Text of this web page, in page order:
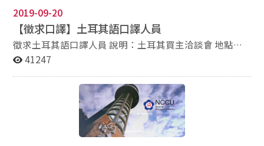
promotion funding, marketing funding, etc. 4. Supply
chain management - Update market demand to ensure
quality of forecast - Take action based on market
status, customer stock level - Be the Owner of new
ASUS 3M hit rate: Market share, Margin, Mind share Job
Requirement: 1. Proficiency in English 2. Passion on
information technology industry and products 3.
Positive and proactive attitudes; ambitious and goal-
oriented 4. Strategic thinking and solid in execution
2019-09-20
【徵求口譯】土耳其語口譯人員
徵求土耳其語口譯人員 說明：土耳其買主洽談會 地點：
台南香格里拉大飯店 日期：9月24日(星期二) 工作時間：
價(包含交通等)及CV到外貿協會 陳華馨專員 信箱：
clairechen@taitra.org.tw 02-2725-5200 分機1561 B2會
41247